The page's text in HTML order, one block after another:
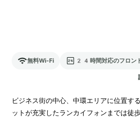
無料Wi-Fi 24時間対応のフロン
ビジネス街の中心、中環エリアに位置す
ットが充実したランカイフォンまでは徒